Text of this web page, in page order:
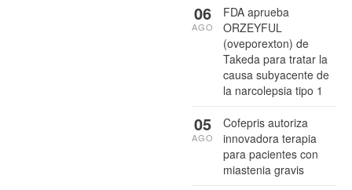
FDA aprueba
ORZEYFUL
(oveporexton) de
Takeda para tratar la
causa subyacente de
la narcolepsia tipo 1
06
AGO
Cofepris autoriza
innovadora terapia
para pacientes con
miastenia gravis
05
AGO